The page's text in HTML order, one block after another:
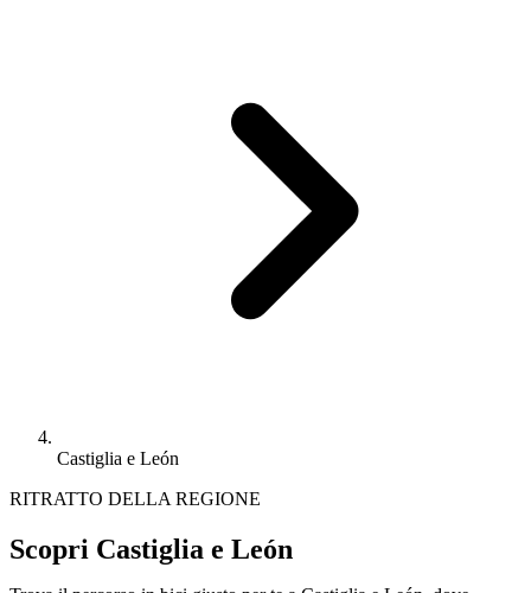
Castiglia e León
RITRATTO DELLA REGIONE
Scopri Castiglia e León